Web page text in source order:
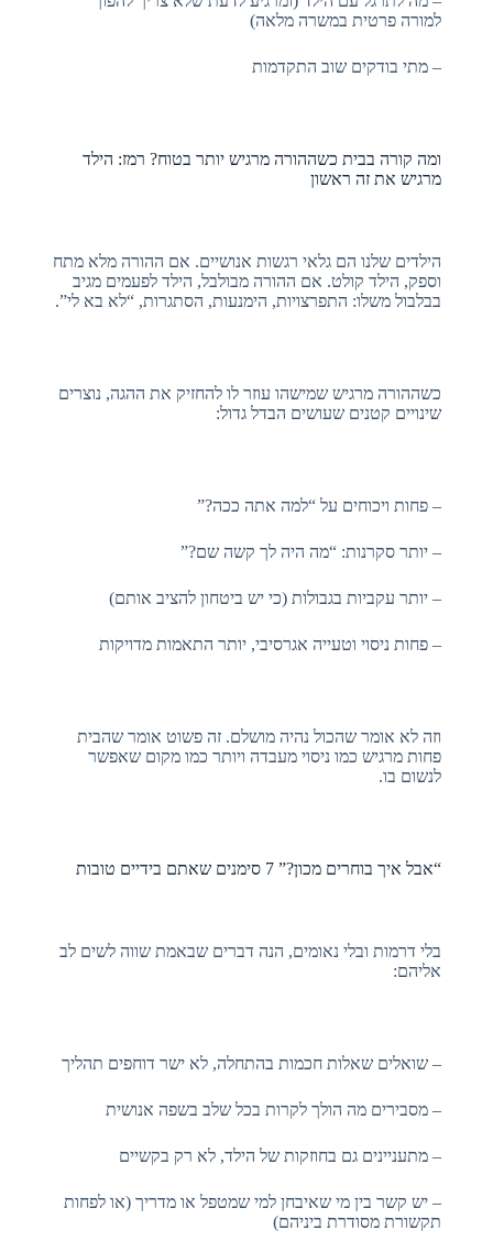
למורה פרטית במשרה מלאה)
– מתי בודקים שוב התקדמות
ומה קורה בבית כשההורה מרגיש יותר בטוח? רמז: הילד
מרגיש את זה ראשון
הילדים שלנו הם גלאי רגשות אנושיים. אם ההורה מלא מתח
וספק, הילד קולט. אם ההורה מבולבל, הילד לפעמים מגיב
בבלבול משלו: התפרצויות, הימנעות, הסתגרות, “לא בא לי”.
כשההורה מרגיש שמישהו עוזר לו להחזיק את ההגה, נוצרים
שינויים קטנים שעושים הבדל גדול:
– פחות ויכוחים על “למה אתה ככה?”
– יותר סקרנות: “מה היה לך קשה שם?”
– יותר עקביות בגבולות (כי יש ביטחון להציב אותם)
– פחות ניסוי וטעייה אגרסיבי, יותר התאמות מדויקות
וזה לא אומר שהכול נהיה מושלם. זה פשוט אומר שהבית
פחות מרגיש כמו ניסוי מעבדה ויותר כמו מקום שאפשר
לנשום בו.
“אבל איך בוחרים מכון?” 7 סימנים שאתם בידיים טובות
בלי דרמות ובלי נאומים, הנה דברים שבאמת שווה לשים לב
אליהם:
– שואלים שאלות חכמות בהתחלה, לא ישר דוחפים תהליך
– מסבירים מה הולך לקרות בכל שלב בשפה אנושית
– מתעניינים גם בחוזקות של הילד, לא רק בקשיים
– יש קשר בין מי שאיבחן למי שמטפל או מדריך (או לפחות
תקשורת מסודרת ביניהם)